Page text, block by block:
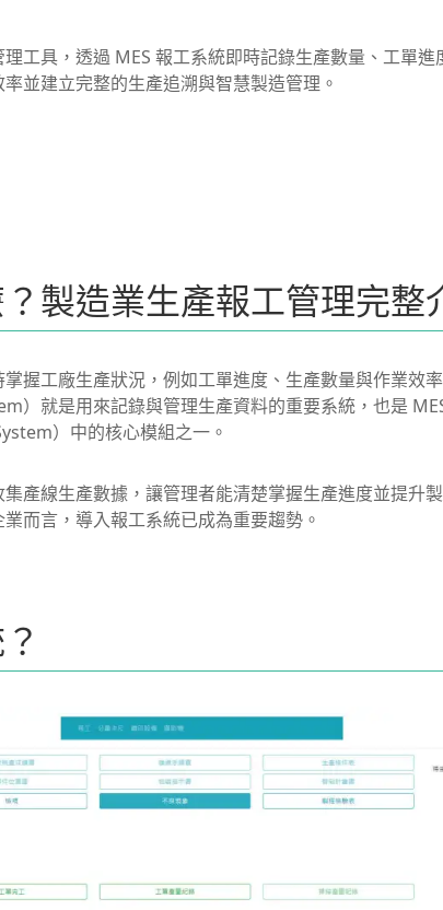
工具，透過 MES 報工系統即時記錄生產數量、工單
並建立完整的生產追溯與智慧製造管理。
製造業生產報工管理完整
握工廠生產狀況，例如工單進度、生產數量與作業效
）就是用來記錄與管理生產資料的重要系統，也是
）中的核心模組之一。
產線生產數據，讓管理者能清楚掌握生產進度並提升
業而言，導入報工系統已成為重要趨勢。